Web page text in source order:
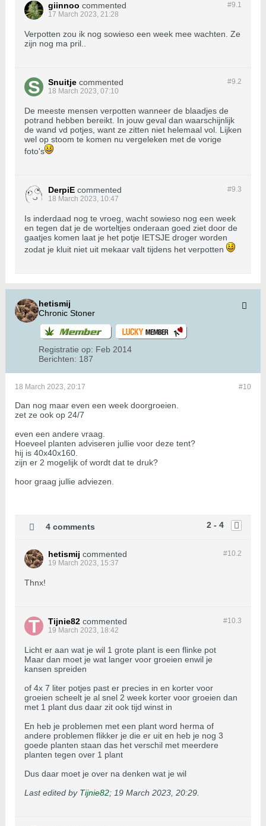
#9.1
giinnoo commented
17 March 2023, 21:28
Verpotten zou ik nog sowieso een week mee wachten. Ze
zijn nog ma pril..
#9.2
Snuitje commented
18 March 2023, 07:10
De meeste mensen verpotten wanneer de blaadjes de
potrand hebben bereikt. In jouw geval dan waarschijnlijk
de wand vd potjes, want ze zitten niet helemaal vol. Lijken
wel op stoom te komen nu vergeleken met de vorige
foto's
#9.3
DerpiE commented
18 March 2023, 10:47
Is inderdaad nog te vroeg, wacht sowieso nog een week
en tegen dat je de worteltjes onderaan goed ziet door de
gaatjes komen laat je het potje IETSJE droger worden
zodat je kluit niet uit mekaar valt tijdens het verpotten
hetismij
Chronic Stoner
Registratie op: Feb 2014
Berichten: 187
#10
18 March 2023, 20:17
Dan nog maar even een week doorgroeien.
zet ze ook op 24/7
even een andere vraag.
Hoeveel planten adviseren jullie voor deze tent?
hij is 40x40x160.
zijn er 2 mogelijk of wordt dat te druk?
hoor graag jullie adviezen.
2 - 4
4 comments
#10.2
hetismij commented
19 March 2023, 15:37
Thnx!
#10.3
Tijnie82 commented
19 March 2023, 18:42
Licht er aan wat je wil 1 grote plant is een flinke pot
Maar dan moet je wat langer voor groeien enwil je
kansen spreiden
of 4x 7 liter potjes past er precies in en korter voor
groeien scheelt je al snel 2 week korter voor groeien dan
met 1 plant dus daar zit ook tijd winst in
En heb je problemen met een plant word herma of
andere problemen flikker je die er uit en heb je nog 3
goede planten staan das het verschil met meerdere
planten tegen over 1 plant
Dus daar moet je over na denken wat je wil
Last edited by Tijnie82; 19 March 2023, 20:29